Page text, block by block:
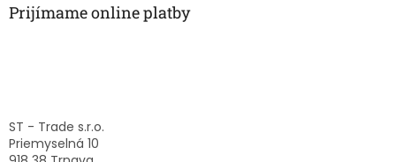
Prijímame online platby
ST - Trade s.r.o.
Priemyselná 10